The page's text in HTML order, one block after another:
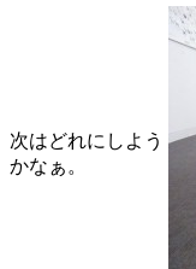
次はどれにしよう
かなぁ。